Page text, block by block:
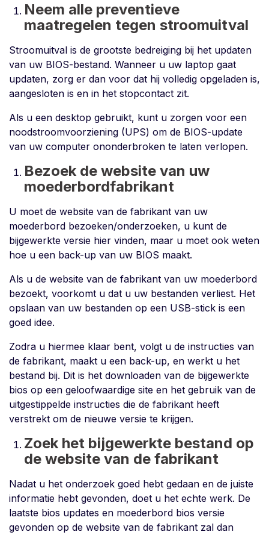
Neem alle preventieve
maatregelen tegen stroomuitval
Stroomuitval is de grootste bedreiging bij het updaten
van uw BIOS-bestand. Wanneer u uw laptop gaat
updaten, zorg er dan voor dat hij volledig opgeladen is,
aangesloten is en in het stopcontact zit.
Als u een desktop gebruikt, kunt u zorgen voor een
noodstroomvoorziening (UPS) om de BIOS-update
van uw computer ononderbroken te laten verlopen.
Bezoek de website van uw
moederbordfabrikant
U moet de website van de fabrikant van uw
moederbord bezoeken/onderzoeken, u kunt de
bijgewerkte versie hier vinden, maar u moet ook weten
hoe u een back-up van uw BIOS maakt.
Als u de website van de fabrikant van uw moederbord
bezoekt, voorkomt u dat u uw bestanden verliest. Het
opslaan van uw bestanden op een USB-stick is een
goed idee.
Zodra u hiermee klaar bent, volgt u de instructies van
de fabrikant, maakt u een back-up, en werkt u het
bestand bij. Dit is het downloaden van de bijgewerkte
bios op een geloofwaardige site en het gebruik van de
uitgestippelde instructies die de fabrikant heeft
verstrekt om de nieuwe versie te krijgen.
Zoek het bijgewerkte bestand op
de website van de fabrikant
Nadat u het onderzoek goed hebt gedaan en de juiste
informatie hebt gevonden, doet u het echte werk. De
laatste bios updates en moederbord bios versie
gevonden op de website van de fabrikant zal dan